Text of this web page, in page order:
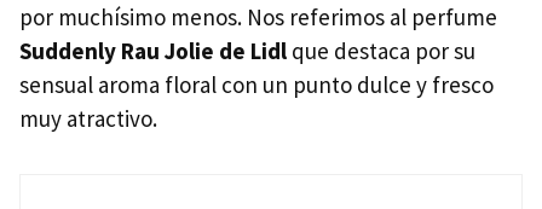
por muchísimo menos. Nos referimos al perfume
Suddenly Rau Jolie de Lidl que destaca por su
sensual aroma floral con un punto dulce y fresco
muy atractivo.